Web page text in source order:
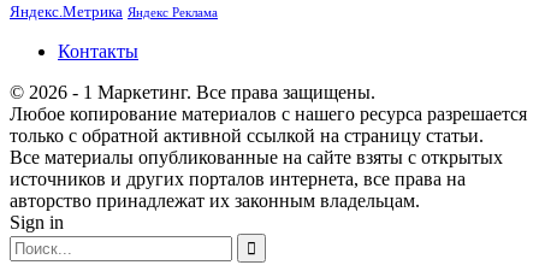
Яндекс.Метрика Яндекс Реклама
Контакты
© 2026 - 1 Маркетинг. Все права защищены.
Любое копирование материалов с нашего ресурса разрешается
только с обратной активной ссылкой на страницу статьи.
Все материалы опубликованные на сайте взяты с открытых
источников и других порталов интернета, все права на
авторство принадлежат их законным владельцам.
Sign in